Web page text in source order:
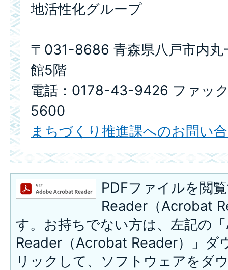
地活性化グループ
〒031-8686 青森県八戸市内丸
館5階
電話：0178-43-9426 ファッ
5600
まちづくり推進課へのお問い
PDFファイルを閲
Reader（Acrobat
す。お持ちでない方は、左記の
Reader（Acrobat Reader）」ダ
リックして、ソフトウェアをダ